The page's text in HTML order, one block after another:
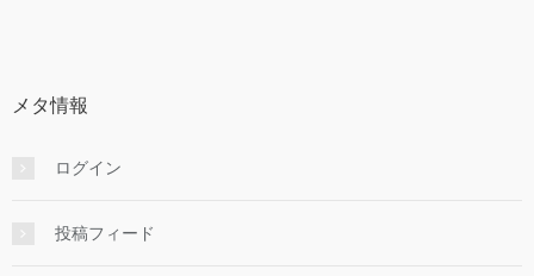
メタ情報
ログイン
投稿フィード